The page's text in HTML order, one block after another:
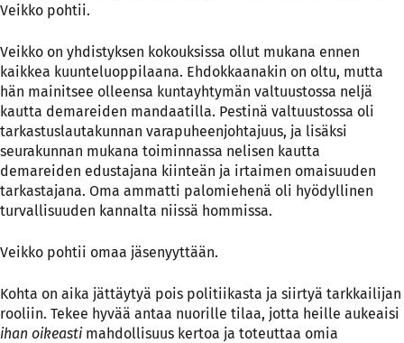
Veikko pohtii.
Veikko on yhdistyksen kokouksissa ollut mukana ennen
kaikkea kuunteluoppilaana. Ehdokkaanakin on oltu, mutta
hän mainitsee olleensa kuntayhtymän valtuustossa neljä
kautta demareiden mandaatilla. Pestinä valtuustossa oli
tarkastuslautakunnan varapuheenjohtajuus, ja lisäksi
seurakunnan mukana toiminnassa nelisen kautta
demareiden edustajana kiinteän ja irtaimen omaisuuden
tarkastajana. Oma ammatti palomiehenä oli hyödyllinen
turvallisuuden kannalta niissä hommissa.
Veikko pohtii omaa jäsenyyttään.
Kohta on aika jättäytyä pois politiikasta ja siirtyä tarkkailijan
rooliin. Tekee hyvää antaa nuorille tilaa, jotta heille aukeaisi
ihan oikeasti mahdollisuus kertoa ja toteuttaa omia